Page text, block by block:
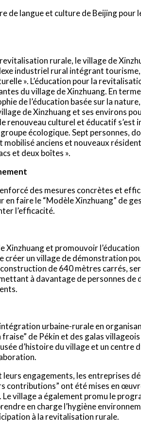
langue et culture de Beijing pour
rurale, le village de
industriel rural intégrant
». L’éducation pour la
du village de Xinzhuang. En
de l’éducation basée sur la
de Xinzhuang et ses environs
culturel et éducatif s’est
écologique. Sept personnes,
anciens et nouveaux
et deux boîtes ».
des mesures concrètes et
faire le “Modèle Xinzhuang” de
l’efficacité.
et promouvoir
un village de démonstration
de 640 mètres carrés,
à davantage de personnes
urbaine-rurale en
de Pékin et des galas
d’histoire du village et un centre
engagements, les entreprises
contributions” ont été mises en
village a également promu le
en charge l’hygiène
à la revitalisation rurale.